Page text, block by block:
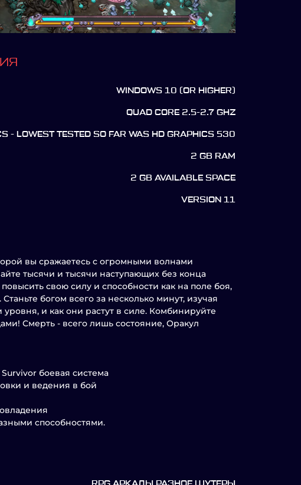
WINDOWS 10 (OR HIGHER)
QUAD CORE 2.5-2.7 GHZ
- LOWEST TESTED SO FAR WAS HD GRAPHICS 530
2 GB RAM
2 GB AVAILABLE SPACE
VERSION 11
вы сражаетесь с огромными волнами
тысячи и тысячи наступающих без конца
свою силу и способности как на поле боя,
богом всего за несколько минут, изучая
и как они растут в силе. Комбинируйте
Смерть - всего лишь состояние, Оракул
боевая система
и ведения в бой
способностями.